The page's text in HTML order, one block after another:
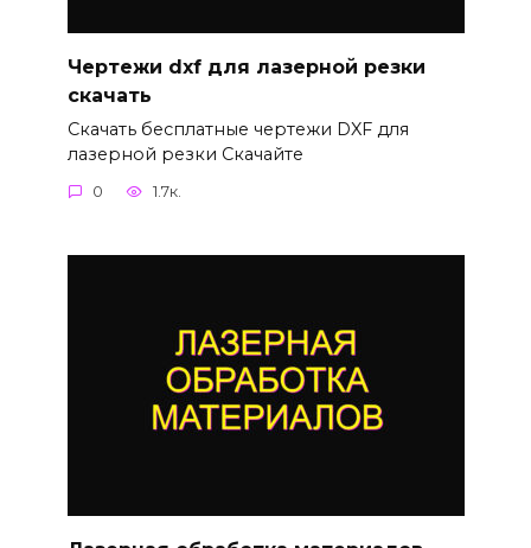
Чертежи dxf для лазерной резки
скачать
Скачать бесплатные чертежи DXF для
лазерной резки Скачайте
0 1.7к.